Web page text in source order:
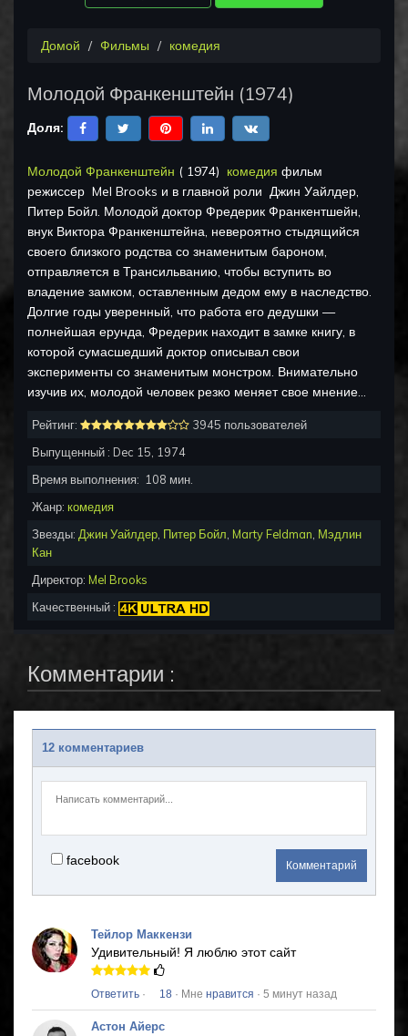
Домой Фильмы комедия
Молодой Франкенштейн (1974)
Доля:
Молодой Франкенштейн ( 1974) комедия фильм
режиссер Mel Brooks и в главной роли Джин Уайлдер,
Питер Бойл. Молодой доктор Фредерик Франкентшейн,
внук Виктора Франкенштейна, невероятно стыдящийся
своего близкого родства со знаменитым бароном,
отправляется в Трансильванию, чтобы вступить во
владение замком, оставленным дедом ему в наследство.
Долгие годы уверенный, что работа его дедушки —
полнейшая ерунда, Фредерик находит в замке книгу, в
которой сумасшедший доктор описывал свои
эксперименты со знаменитым монстром. Внимательно
изучив их, молодой человек резко меняет свое мнение…
Рейтинг:
3945 пользователей
Выпущенный : Dec 15, 1974
Время выполнения: 108 мин.
Жанр: комедия
Звезды: Джин Уайлдер Питер Бойл Marty Feldman Мэдлин
Кан
Директор: Mel Brooks
Качественный :
Комментарии :
12 комментариев
facebook Комментарий
Тейлор Маккензи
Удивительный! Я люблю этот сайт
Ответить · 18 · Мне нравится · 5 минут назад
Астон Айерс